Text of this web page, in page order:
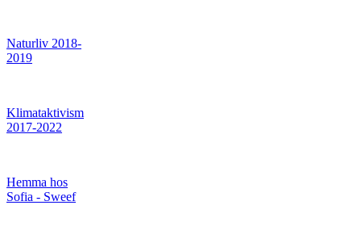
Naturliv 2018-
2019
Klimataktivism
2017-2022
Hemma hos
Sofia - Sweef